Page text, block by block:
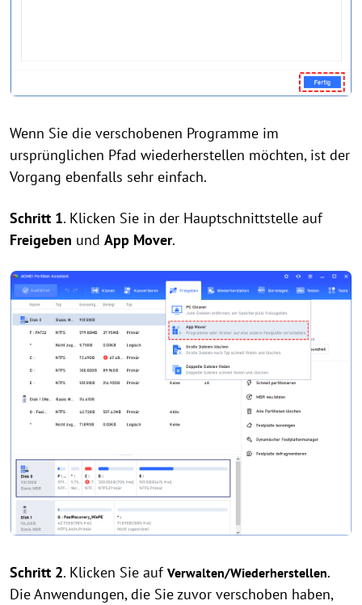
Wenn Sie die verschobenen Programme im
ursprünglichen Pfad wiederherstellen möchten, ist der
Vorgang ebenfalls sehr einfach.
Schritt 1. Klicken Sie in der Hauptschnittstelle auf
Freigeben und App Mover.
Schritt 2. Klicken Sie auf Verwalten/Wiederherstellen.
Die Anwendungen, die Sie zuvor verschoben haben,